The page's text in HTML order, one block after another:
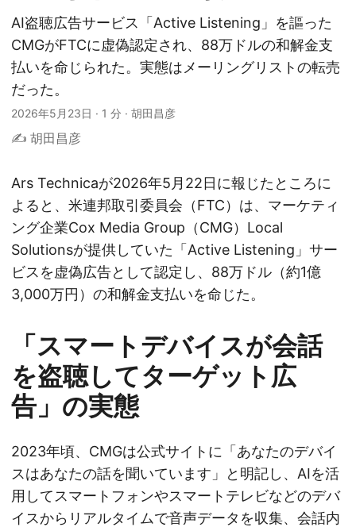
AI盗聴広告サービス「Active Listening」を謳った
CMGがFTCに虚偽認定され、88万ドルの和解金支
払いを命じられた。実態はメーリングリストの転売
だった。
2026年5月23日 · 1 分 · 胡田昌彦
✍️ 胡田昌彦
Ars Technicaが2026年5月22日に報じたところに
よると、米連邦取引委員会（FTC）は、マーケティ
ング企業Cox Media Group（CMG）Local
Solutionsが提供していた「Active Listening」サー
ビスを虚偽広告として認定し、88万ドル（約1億
3,000万円）の和解金支払いを命じた。
「スマートデバイスが会話
を盗聴してターゲット広
告」の実態
2023年頃、CMGは公式サイトに「あなたのデバイ
スはあなたの話を聞いています」と明記し、AIを活
用してスマートフォンやスマートテレビなどのデバ
イスからリアルタイムで音声データを収集、会話内